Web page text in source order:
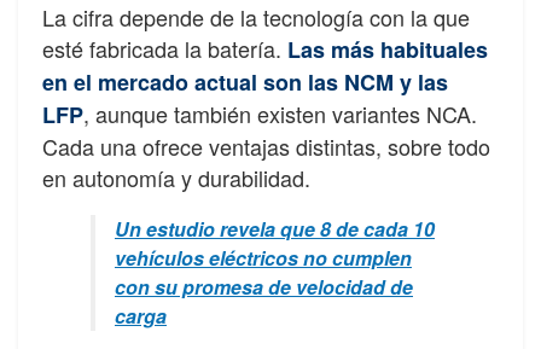
La cifra depende de la tecnología con la que
esté fabricada la batería. Las más habituales
en el mercado actual son las NCM y las
LFP, aunque también existen variantes NCA.
Cada una ofrece ventajas distintas, sobre todo
en autonomía y durabilidad.
Un estudio revela que 8 de cada 10
vehículos eléctricos no cumplen
con su promesa de velocidad de
carga